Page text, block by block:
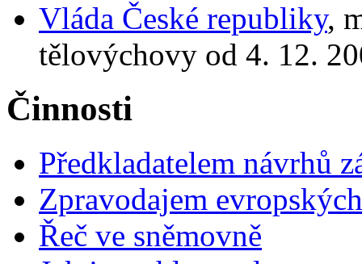
Vláda České republiky,
tělovýchovy od 4. 12.
Činnosti
Předkladatelem návrhů
Zpravodajem
Řeč ve sněmovně